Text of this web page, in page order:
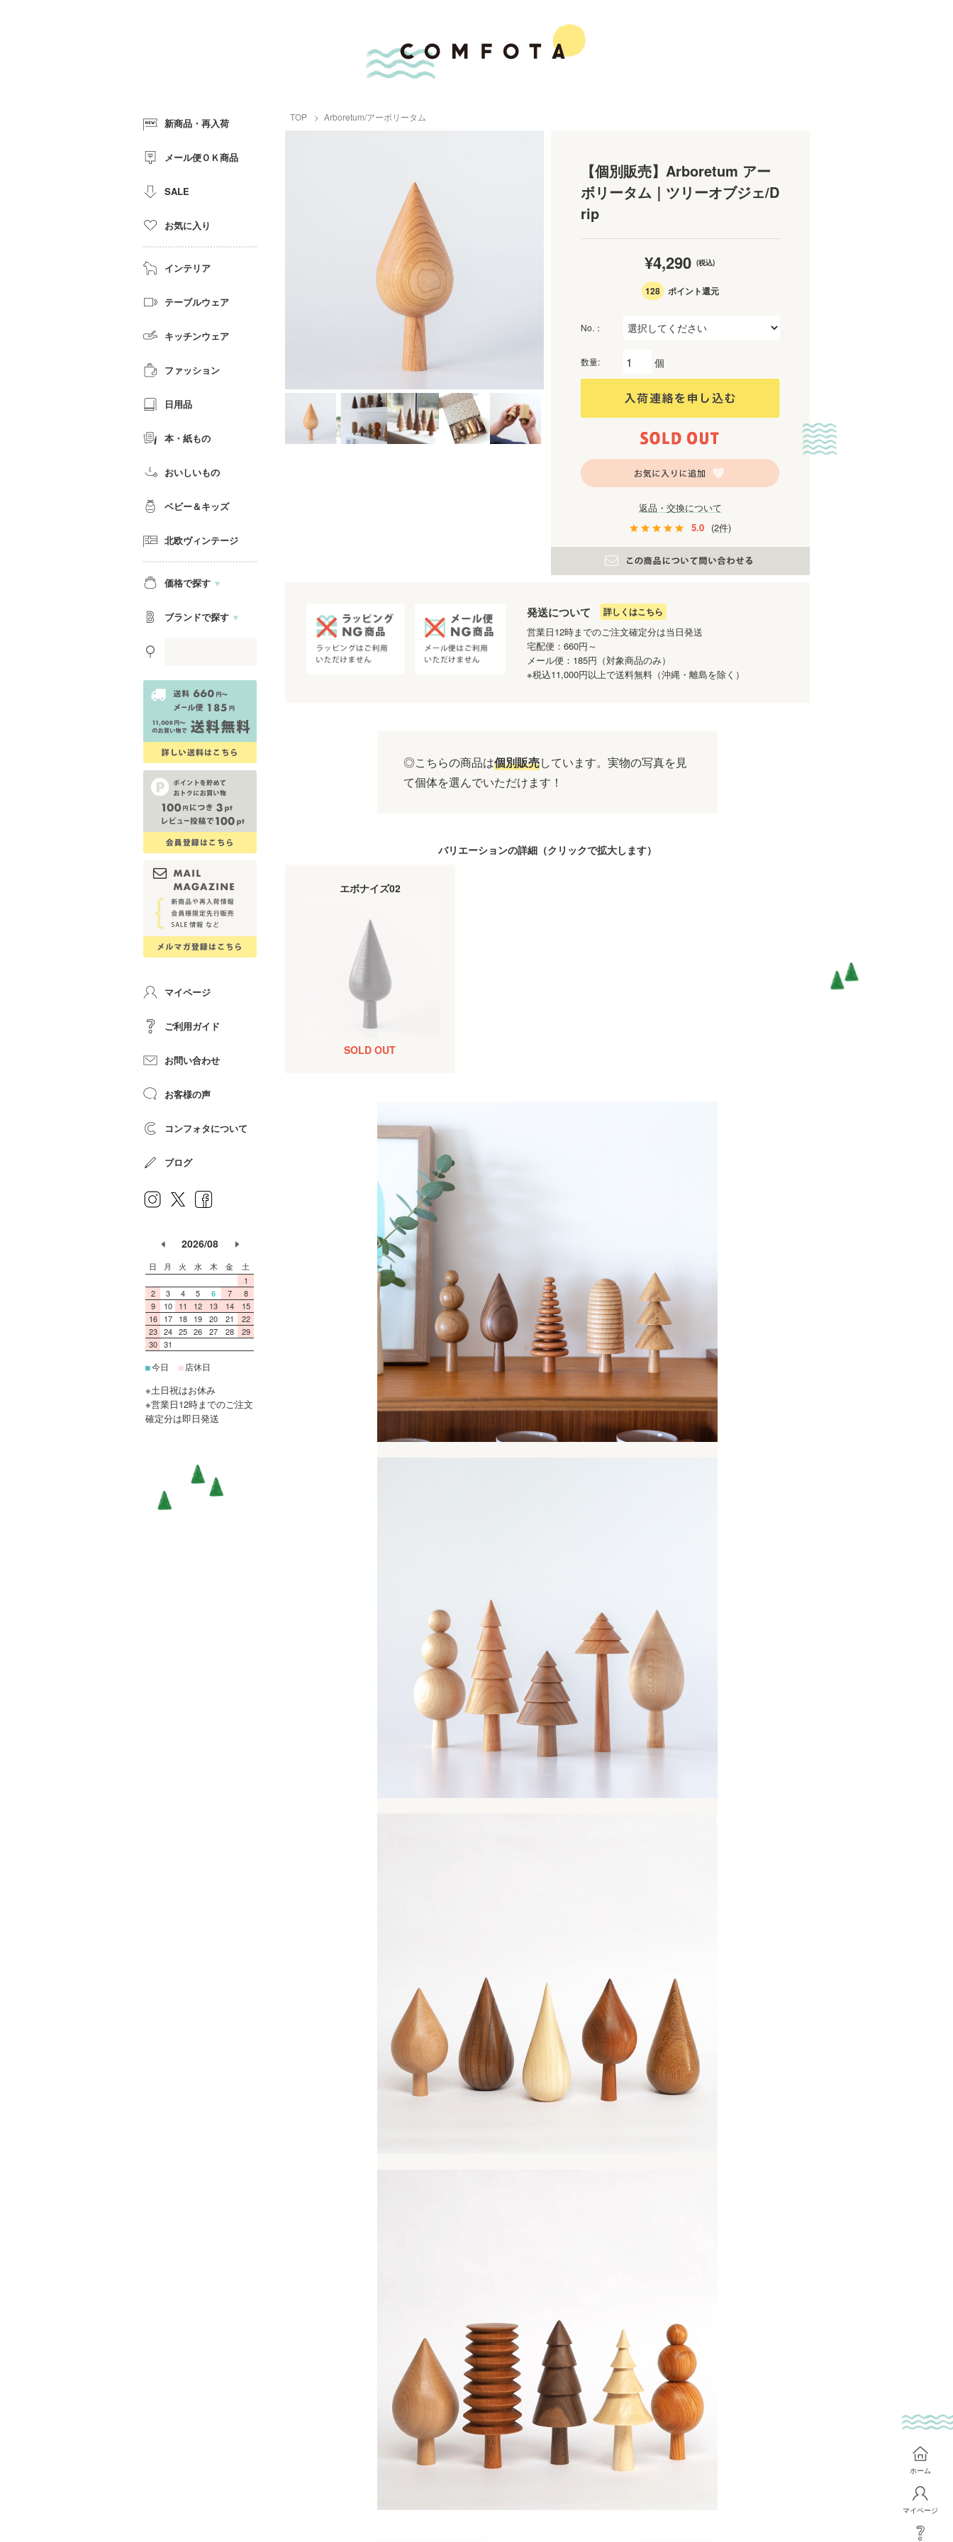
ホーム
マイページ
TOP Arboretum/アーボリータム
【個別販売】Arboretum アー
ボリータム｜ツリーオブジェ/D
rip
¥4,290 (税込)
128 ポイント還元
No.：
数量: 個
返品・交換について
5.0
(2件)
発送について 詳しくはこちら
営業日12時までのご注文確定分は当日発送
宅配便：660円～
メール便：185円（対象商品のみ）
※税込11,000円以上で送料無料（沖縄・離島を除く）
◎こちらの商品は個別販売しています。実物の写真を見
て個体を選んでいただけます！
バリエーションの詳細（クリックで拡大します）
エボナイズ02
新商品・再入荷
メール便ＯＫ商品
SALE
お気に入り
インテリア
テーブルウェア
キッチンウェア
ファッション
日用品
本・紙もの
おいしいもの
ベビー＆キッズ
北欧ヴィンテージ
価格で探す
ブランドで探す
マイページ
ご利用ガイド
お問い合わせ
お客様の声
コンフォタについて
ブログ
2026/08
日 月 火 水 木 金
土
1
2
3 4 5 6 7
8
9
10 11 12 13 14
15
16
17 18 19 20 21
22
23 24 25 26 27 28
29
30 31
■今日 ■ 店休日
※土日祝はお休み
※営業日12時までのご注文
確定分は即日発送